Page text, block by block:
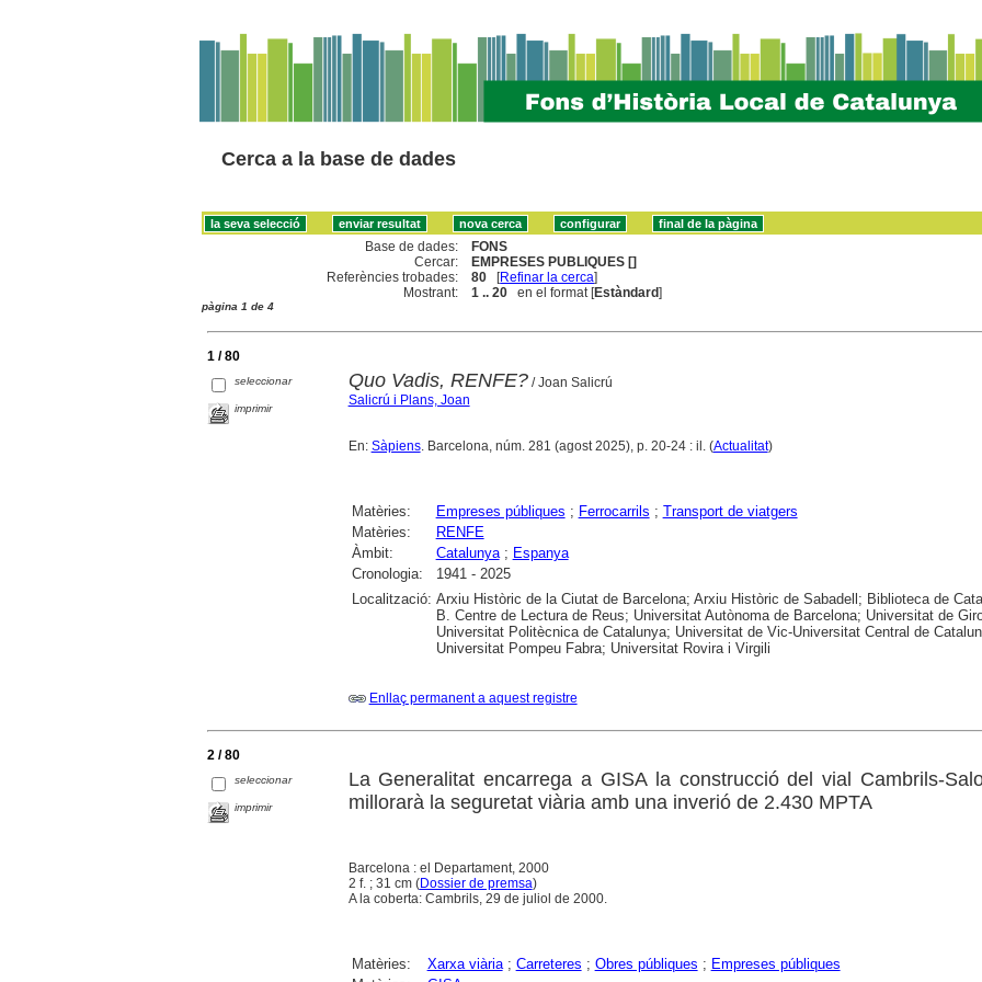
Cerca a la base de dades
Base de dades:
FONS
Cercar:
EMPRESES PUBLIQUES []
Referències trobades:
80 [Refinar la cerca]
Mostrant:
1 .. 20 en el format [Estàndard]
pàgina 1 de 4
1 / 80
seleccionar
imprimir
Quo Vadis, RENFE?/ Joan Salicrú
Salicrú i Plans, Joan
En: Sàpiens. Barcelona, núm. 281 (agost 2025), p. 20-24 : il. (Actualitat)
Matèries: Empreses públiques ; Ferrocarrils ; Transport de viatgers
Matèries:
RENFE
Àmbit:
Catalunya; Espanya
Cronologia:
1941 - 2025
Localització: Arxiu Històric de la Ciutat de Barcelona; Arxiu Històric de Sabadell; Biblioteca de
B. Centre de Lectura de Reus; Universitat Autònoma de Barcelona; Universitat de
Universitat Politècnica de Catalunya; Universitat de Vic-Universitat Central de
Universitat Pompeu Fabra; Universitat Rovira i Virgili
Enllaç permanent a aquest registre
2 / 80
seleccionar
imprimir
La Generalitat encarrega a GISA la construcció del vial Cambrils-
millorarà la seguretat viària amb una inverió de 2.430 MPTA
Barcelona : el Departament, 2000
2 f. ; 31 cm (Dossier de premsa)
A la coberta: Cambrils, 29 de juliol de 2000.
Matèries: Xarxa viària; Carreteres ; Obres públiques ; Empreses públiques